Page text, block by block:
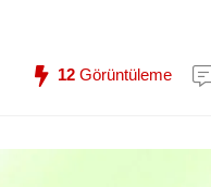
12 Görüntüleme